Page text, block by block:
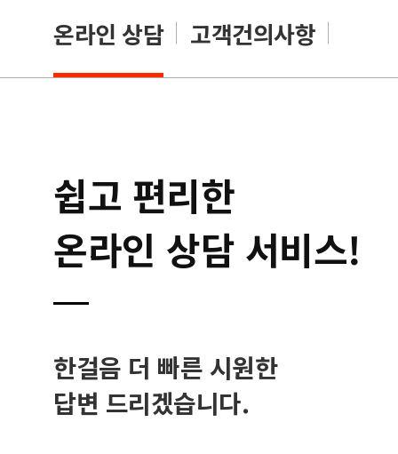
온라인 상담 고객건의사항
쉽고 편리한
온라인 상담 서비스!
한걸음 더 빠른 시원한
답변 드리겠습니다.